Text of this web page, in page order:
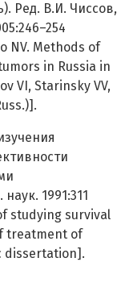
Ред. В.И. Чиссов,
NV. Methods of
in Russia in
VI, Starinsky VV,
1991:311
studying survival
treatment of
dissertation].